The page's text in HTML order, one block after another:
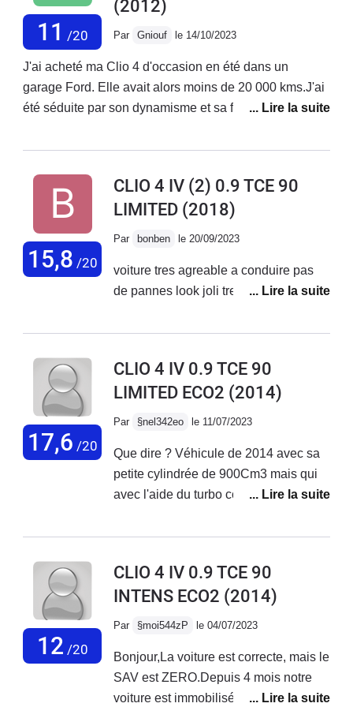
11 /20
(2012)
Par Gniouf le 14/10/2023
J'ai acheté ma Clio 4 d'occasion en été dans un
garage Ford. Elle avait alors moins de 20 000 kms.J'ai
été séduite par son dynamisme et sa faible
Les triangles se sont mis à grincer très fort sur chaque
bien installé.D'après Renault, c'est un défaut de
fabrication, on ne peux rien faire...Vente avec vice de
forme...La visibilité à l'arrière est très réduite et
l'ouverture du coffre est trop ressérée à mon goût.
J'aime tout de même sa simplicité et son électronique
peu envahissante.Je ne souhaite plus acheter Renault.
15,8 /20
CLIO 4 IV (2) 0.9 TCE 90
LIMITED (2018)
Par bonben le 20/09/2023
voiture tres agreable a conduire pas
de pannes look joli tres satifait
17,6 /20
CLIO 4 IV 0.9 TCE 90
LIMITED ECO2 (2014)
Par §nel342eo le 11/07/2023
Que dire ? Véhicule de 2014 avec sa
petite cylindrée de 900Cm3 mais qui
avec l'aide du turbo comble sa petite
fiabilité RIEN A REDIRE !Pas de souci
futur prorio si vous le serez de vérifier
le niveau du LDR qui peut baisser car
une faiblesse au niceau du thermostat
d'eau qui avait tendance à fuire (joint
du boitier a eau qui vieilli mal).Si
12 /20
CLIO 4 IV 0.9 TCE 90
INTENS ECO2 (2014)
Par §moi544zP le 04/07/2023
Bonjour,La voiture est correcte, mais le
SAV est ZERO.Depuis 4 mois notre
voiture est immobilisée au garage pour